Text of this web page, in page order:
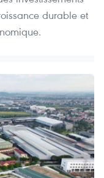
durable et